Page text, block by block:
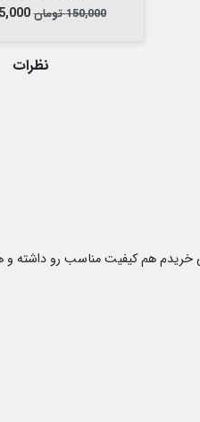
قیمت عادی
150,000 تومان قیمت
75,000
نظرات
هم کیفیت مناسب رو داشته و